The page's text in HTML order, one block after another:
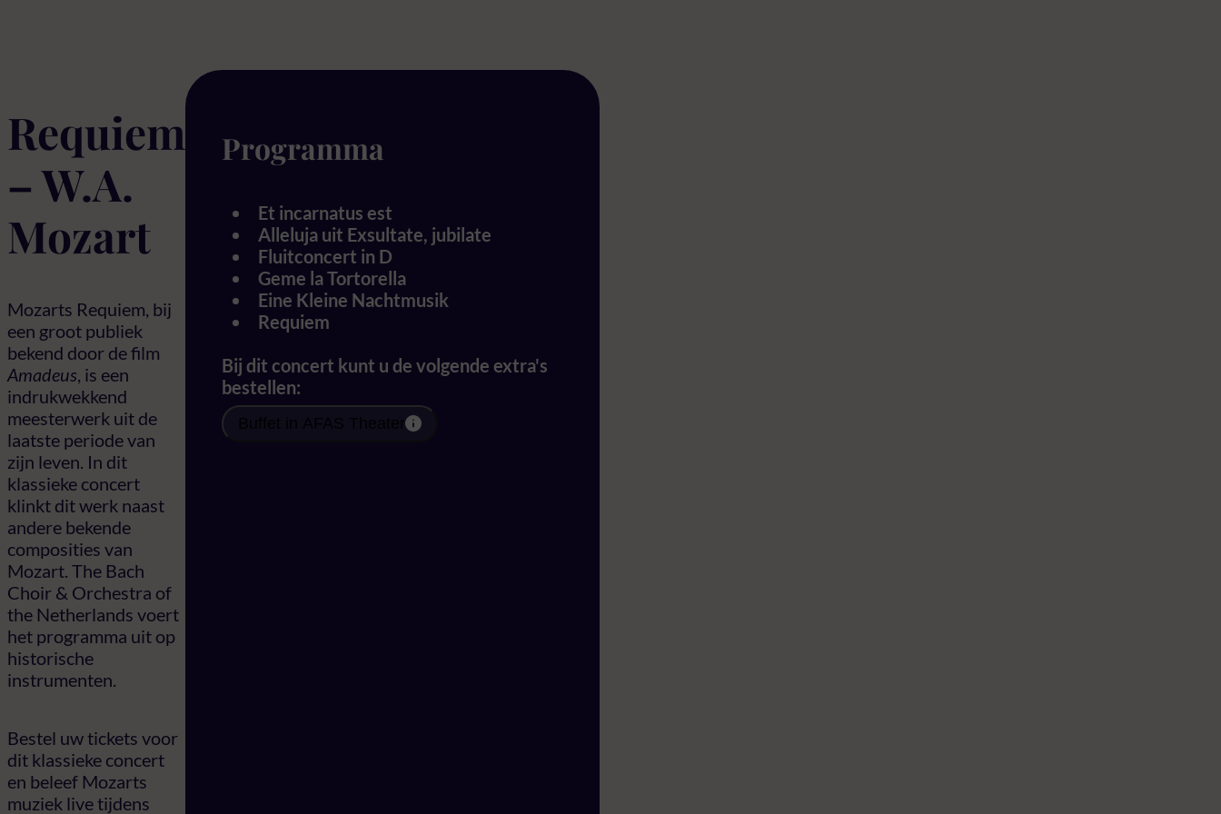
Requiem
– W.A.
Mozart
Mozarts Requiem, bij
een groot publiek
bekend door de film
Amadeus, is een
indrukwekkend
meesterwerk uit de
laatste periode van
zijn leven. In dit
klassieke concert
klinkt dit werk naast
andere bekende
composities van
Mozart. The Bach
Choir & Orchestra of
the Netherlands voert
het programma uit op
historische
instrumenten.
Bestel uw tickets voor
dit klassieke concert
en beleef Mozarts
muziek live tijdens
Programma
Et incarnatus est
Alleluja uit Exsultate, jubilate
Fluitconcert in D
Geme la Tortorella
Eine Kleine Nachtmusik
Requiem
Bij dit concert kunt u de volgende extra's
bestellen:
Buffet in AFAS Theater